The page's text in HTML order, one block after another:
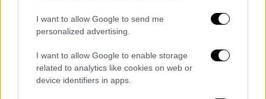
I want to allow Google to send me
personalized advertising.
I want to allow Google to enable storage
related to analytics like cookies on web or
device identifiers in apps.